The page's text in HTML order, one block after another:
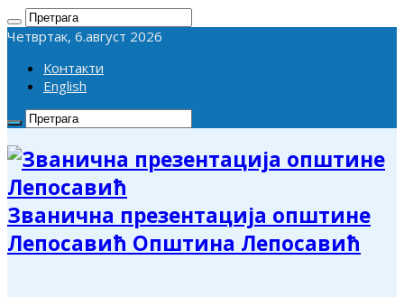
Четвртак, 6.август 2026
Контакти
English
Званична презентација општине
Лепосавић Општина Лепосавић